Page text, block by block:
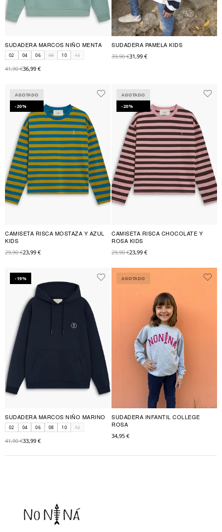
SUDADERA MARCOS NIÑO MENTA
02 04 06 08 10 12
41,90 €36,99 €
SUDADERA PAMELA KIDS
39,90 €31,99 €
AGOTADO
-20%
CAMISETA RISCA MOSTAZA Y AZUL
KIDS
29,90 €23,99 €
AGOTADO
-20%
CAMISETA RISCA CHOCOLATE Y
ROSA KIDS
29,90 €23,99 €
-19%
SUDADERA MARCOS NIÑO MARINO
02 04 06 08 10 12
41,90 €33,99 €
AGOTADO
SUDADERA INFANTIL COLLEGE
ROSA
34,95 €